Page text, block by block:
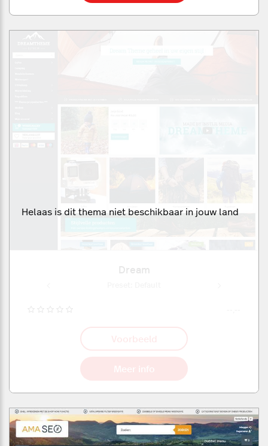
Helaas is dit thema niet beschikbaar in jouw land
Dream